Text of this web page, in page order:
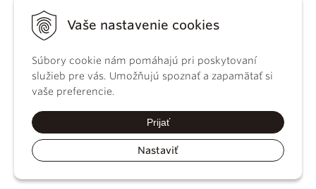
Vaše nastavenie cookies
Súbory cookie nám pomáhajú pri poskytovaní
služieb pre vás. Umožňujú spoznať a zapamätať si
vaše preferencie.
Prijať
Nastaviť
KBS
kánonického
práva
Katechizmus